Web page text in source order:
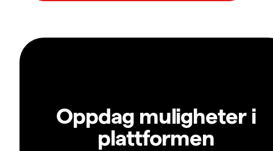
Oppdag muligheter i
plattformen